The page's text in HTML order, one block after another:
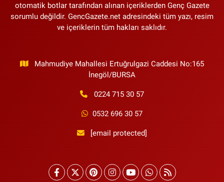
otomatik botlar tarafından alınan içeriklerden Genç Gazete
sorumlu değildir. GencGazete.net adresindeki tüm yazı, resim
ve içeriklerin tüm hakları saklıdır.
Mahmudiye Mahallesi Ertuğrulgazi Caddesi No:165
İnegöl/BURSA
0224 715 30 57
0532 696 30 57
[email protected]